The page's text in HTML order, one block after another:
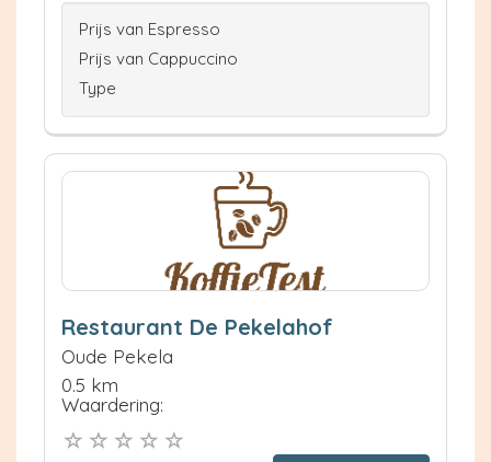
Prijs van Espresso
Prijs van Cappuccino
Type
Restaurant De Pekelahof
Oude Pekela
0.5 km
Waardering: